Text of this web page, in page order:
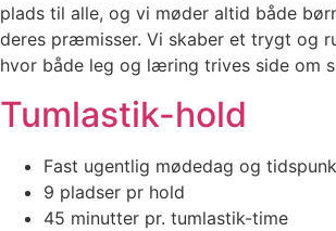
plads til alle, og vi møder altid både
deres præmisser. Vi skaber et trygt og
hvor både leg og læring trives side om
Tumlastik-hold
Fast ugentlig mødedag og
9 pladser pr hold
45 minutter pr. tumlastik-time